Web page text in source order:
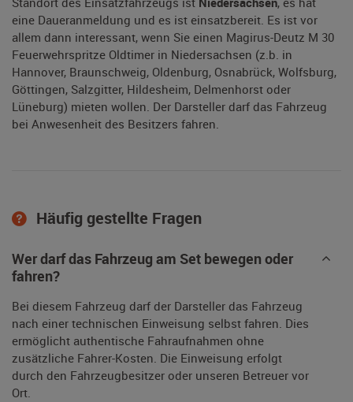
eine Daueranmeldung und es ist einsatzbereit. Es ist vor
allem dann interessant, wenn Sie einen Magirus-Deutz M 30
Feuerwehrspritze Oldtimer in Niedersachsen (z.b. in
Hannover, Braunschweig, Oldenburg, Osnabrück, Wolfsburg,
Göttingen, Salzgitter, Hildesheim, Delmenhorst oder
Lüneburg) mieten wollen. Der Darsteller darf das Fahrzeug
bei Anwesenheit des Besitzers fahren.
Häufig gestellte Fragen
Wer darf das Fahrzeug am Set bewegen oder
fahren?
Bei diesem Fahrzeug darf der Darsteller das Fahrzeug
nach einer technischen Einweisung selbst fahren. Dies
ermöglicht authentische Fahraufnahmen ohne
zusätzliche Fahrer-Kosten. Die Einweisung erfolgt
durch den Fahrzeugbesitzer oder unseren Betreuer vor
Ort.